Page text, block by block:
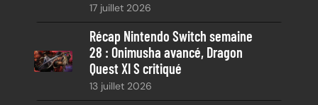
17 juillet 2026
Récap Nintendo Switch semaine
28 : Onimusha avancé, Dragon
Quest XI S critiqué
13 juillet 2026